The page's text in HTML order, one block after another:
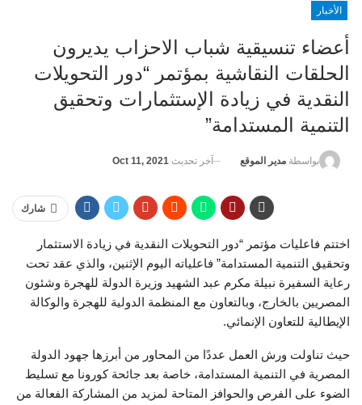
الأخبار
أعضاء تنسيقية شباب الاحزاب يديرون
الحلقات النقاشية بمؤتمر “دور التحويلات
النقدية في زيادة الإستثمارات وتحقيق
التنمية المستدامة”
بواسطة مدير الموقع آخر تحديث Oct 11, 2021
شارك
‏‎اختتم فاعليات مؤتمر “دور التحويلات النقدية في زيادة الاستثمار
وتحقيق التنمية المستدامة” فاعلياته اليوم الإثنين، والذي عقد تحت
رعاية السفيرة نبيلة مكرم عبد الشهيد وزيرة الدولة للهجرة وشئون
المصريين بالخارج، وبالتعاون مع المنظمة الدولية للهجرة والوكالة
الإيطالية للتعاون الإنمائي.
‏‎حيث تناولت ورش العمل عددًا من المحاور من أبرزها جهود الدولة
المصرية في التنمية المستدامة، خاصة بعد جائحة كورونا مع تسليط
الضوء على الفرص والحوافز المتاحة لمزيد من المشاركة الفعالة من